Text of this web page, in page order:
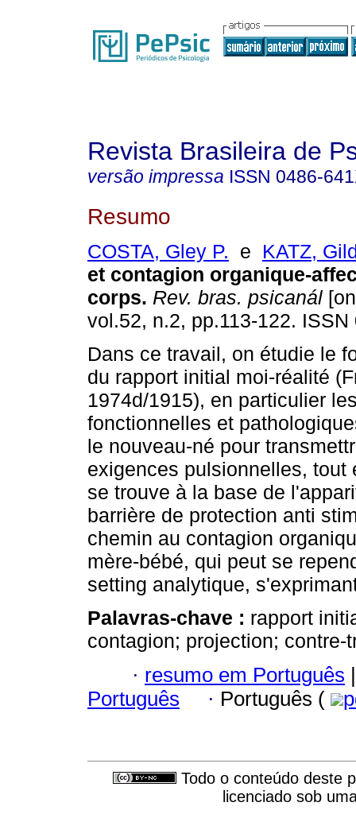
Revista Brasileira de
versão impressa ISSN 0486-
Resumo
COSTA, Gley P. e KATZ,
et contagion organique-
corps. Rev. bras. psicanál
vol.52, n.2, pp.113-122. ISSN
Dans ce travail, on étudie le
du rapport initial moi-réalité
1974d/1915), en particulier
fonctionnelles et
le nouveau-né pour
exigences pulsionnelles, tout
se trouve à la base de
barrière de protection anti
chemin au contagion
mère-bébé, qui peut se
setting analytique,
Palavras-chave : rapport
contagion; projection; contre-
· resumo em Português |
Português
· Português (
Todo o conteúdo deste
licenciado sob